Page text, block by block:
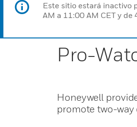
Este sitio estará inactivo
AM a 11:00 AM CET y
Pro-
Honeywell
promote two-way